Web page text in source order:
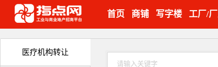
首页 商铺 写字楼 工厂/
医疗机构转让